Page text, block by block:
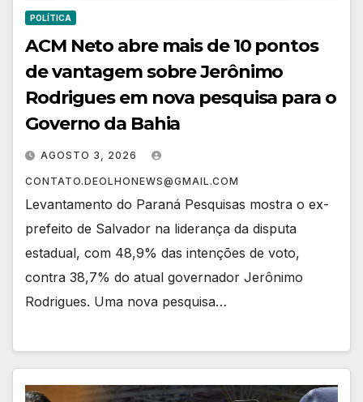
POLÍTICA
ACM Neto abre mais de 10 pontos
de vantagem sobre Jerônimo
Rodrigues em nova pesquisa para o
Governo da Bahia
AGOSTO 3, 2026
CONTATO.DEOLHONEWS@GMAIL.COM
Levantamento do Paraná Pesquisas mostra o ex-
prefeito de Salvador na liderança da disputa
estadual, com 48,9% das intenções de voto,
contra 38,7% do atual governador Jerônimo
Rodrigues. Uma nova pesquisa…